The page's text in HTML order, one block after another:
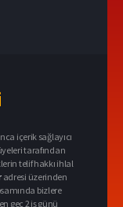
içerik sağlayıcı
tarafından
telif hakkı ihlal
adresi üzerinden
bizlere
geç 2 iş günü